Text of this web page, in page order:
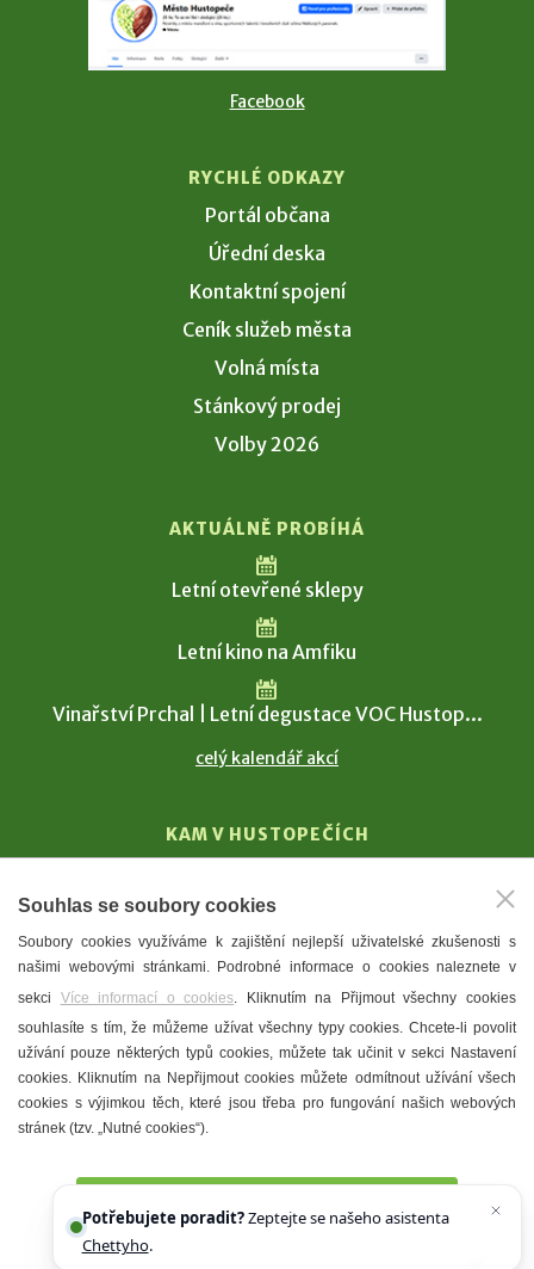
Facebook
RYCHLÉ ODKAZY
Portál občana
Úřední deska
Kontaktní spojení
Ceník služeb města
Volná místa
Stánkový prodej
Volby 2026
AKTUÁLNĚ PROBÍHÁ
Letní otevřené sklepy
Letní kino na Amfiku
Vinařství Prchal | Letní degustace VOC Hustop...
celý kalendář akcí
KAM V HUSTOPEČÍCH
T. G. Masaryk
Mandloně
Ubytování
Restaurace
Městské muzeum a galerie
Denní meníčka
Souhlas se soubory cookies
Soubory cookies využíváme k zajištění nejlepší uživatelské zkušenosti s
našimi webovými stránkami. Podrobné informace o cookies naleznete v
sekci Více informací o cookies. Kliknutím na Přijmout všechny cookies
souhlasíte s tím, že můžeme užívat všechny typy cookies. Chcete-li povolit
užívání pouze některých typů cookies, můžete tak učinit v sekci Nastavení
cookies. Kliknutím na Nepřijmout cookies můžete odmítnout užívání všech
cookies s výjimkou těch, které jsou třeba pro fungování našich webových
stránek (tzv. „Nutné cookies“).
Potřebujete poradit?Zeptejte se našeho asistenta
Chettyho.